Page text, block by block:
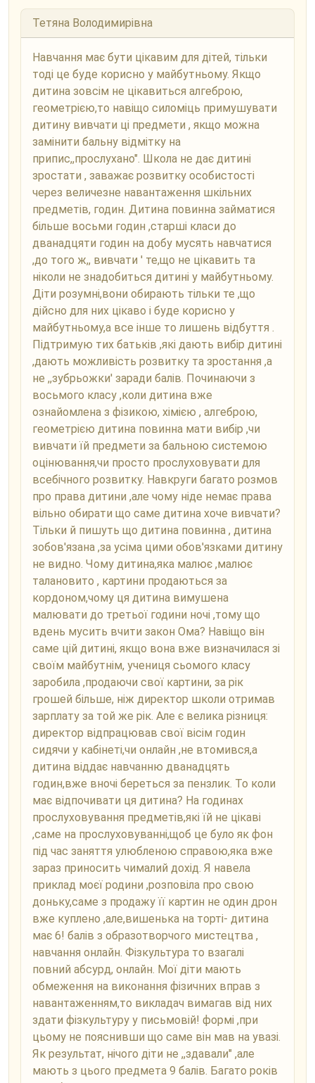
Тетяна Володимирівна
Навчання має бути цікавим для дітей, тільки
тоді це буде корисно у майбутньому. Якщо
дитина зовсім не цікавиться алгеброю,
геометрією,то навіщо силоміць примушувати
дитину вивчати ці предмети , якщо можна
замінити бальну відмітку на
припис,,прослухано". Школа не дає дитині
зростати , заважає розвитку особистості
через величезне навантаження шкільних
предметів, годин. Дитина повинна займатися
більше восьми годин ,старші класи до
дванадцяти годин на добу мусять навчатися
,до того ж,, вивчати ' те,що не цікавить та
ніколи не знадобиться дитині у майбутньому.
Діти розумні,вони обирають тільки те ,що
дійсно для них цікаво і буде корисно у
майбутньому,а все інше то лишень відбуття .
Підтримую тих батьків ,які дають вибір дитині
,дають можливість розвитку та зростання ,а
не ,,зубрьожки' заради балів. Починаючи з
восьмого класу ,коли дитина вже
ознайомлена з фізикою, хімією , алгеброю,
геометрією дитина повинна мати вибір ,чи
вивчати їй предмети за бальною системою
оцінювання,чи просто прослуховувати для
всебічного розвитку. Навкруги багато розмов
про права дитини ,але чому ніде немає права
вільно обирати що саме дитина хоче вивчати?
Тільки й пишуть що дитина повинна , дитина
зобов'язана ,за усіма цими обов'язками дитину
не видно. Чому дитина,яка малює ,малює
талановито , картини продаються за
кордоном,чому ця дитина вимушена
малювати до третьої години ночі ,тому що
вдень мусить вчити закон Ома? Навіщо він
саме цій дитині, якщо вона вже визначилася зі
своїм майбутнім, учениця сьомого класу
заробила ,продаючи свої картини, за рік
грошей більше, ніж директор школи отримав
зарплату за той же рік. Але є велика різниця:
директор відпрацював свої вісім годин
сидячи у кабінеті,чи онлайн ,не втомився,а
дитина віддає навчанню дванадцять
годин,вже вночі береться за пензлик. То коли
має відпочивати ця дитина? На годинах
прослуховування предметів,які їй не цікаві
,саме на прослуховуванні,щоб це було як фон
під час заняття улюбленою справою,яка вже
зараз приносить чималий дохід. Я навела
приклад моєї родини ,розповіла про свою
доньку,саме з продажу її картин не один дрон
вже куплено ,але,вишенька на торті- дитина
має 6! балів з образотворчого мистецтва ,
навчання онлайн. Фізкультура то взагалі
повний абсурд, онлайн. Мої діти мають
обмеження на виконання фізичних вправ з
навантаженням,то викладач вимагав від них
здати фізкультуру у письмовій! формі ,при
цьому не пояснивши що саме він мав на увазі.
Як результат, нічого діти не ,,здавали" ,але
мають з цього предмета 9 балів. Багато років